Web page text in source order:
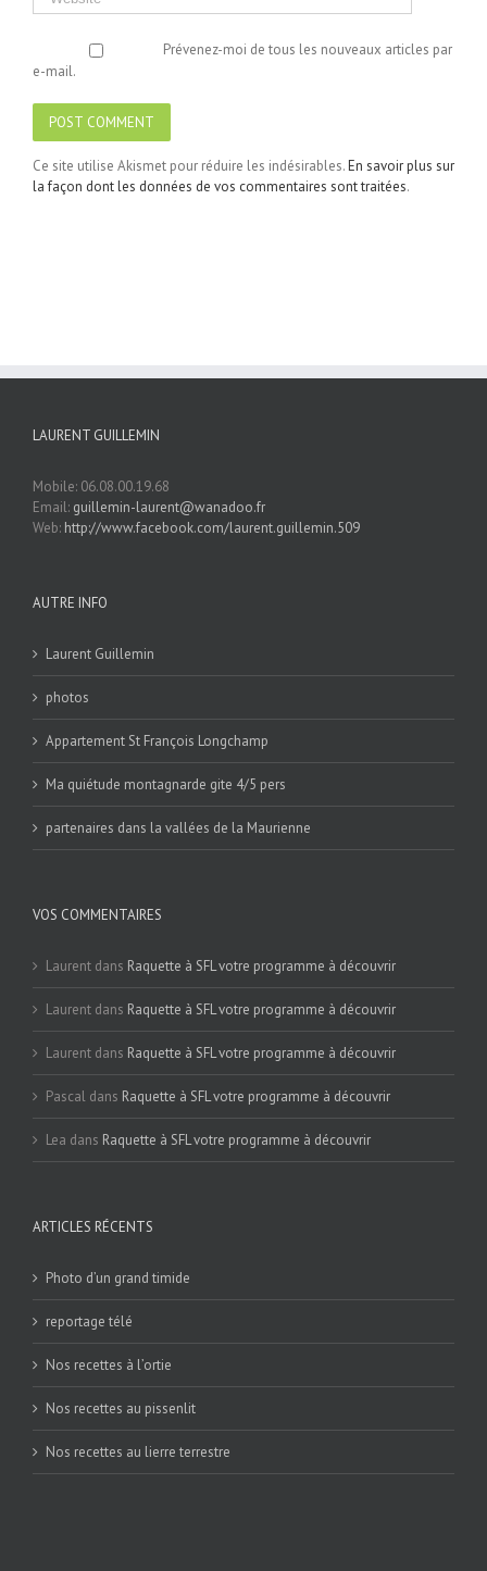
Prévenez-moi de tous les nouveaux articles par
e-mail.
Ce site utilise Akismet pour réduire les indésirables.En savoir plus sur
la façon dont les données de vos commentaires sont traitées.
LAURENT GUILLEMIN
Mobile: 06.08.00.19.68
Email: guillemin-laurent@wanadoo.fr
Web: http://www.facebook.com/laurent.guillemin.509
AUTRE INFO
Laurent Guillemin
photos
Appartement St François Longchamp
Ma quiétude montagnarde gite 4/5 pers
partenaires dans la vallées de la Maurienne
VOS COMMENTAIRES
Laurent dans Raquette à SFL votre programme à découvrir
Laurent dans Raquette à SFL votre programme à découvrir
Laurent dans Raquette à SFL votre programme à découvrir
Pascal dans Raquette à SFL votre programme à découvrir
Lea dans Raquette à SFL votre programme à découvrir
ARTICLES RÉCENTS
Photo d’un grand timide
reportage télé
Nos recettes à l’ortie
Nos recettes au pissenlit
Nos recettes au lierre terrestre